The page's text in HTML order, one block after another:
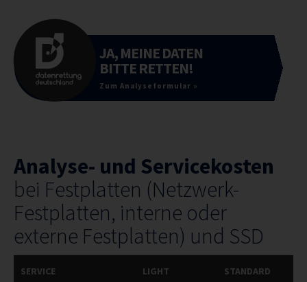
JA, MEINE DATEN
BITTE RETTEN!
Zum Analyseformular »
Analyse- und Servicekosten
bei Festplatten (Netzwerk-
Festplatten, interne oder
externe Festplatten) und SSD
SERVICE LIGHT STANDARD